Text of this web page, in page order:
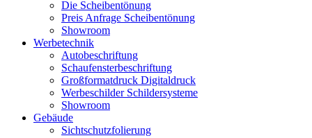
Die Scheibentönung
Preis Anfrage Scheibentönung
Showroom
Werbetechnik
Autobeschriftung
Schaufensterbeschriftung
Großformatdruck Digitaldruck
Werbeschilder Schildersysteme
Showroom
Gebäude
Sichtschutzfolierung